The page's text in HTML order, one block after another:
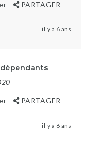
PARTAGER
il y a 6 ans
PARTAGER
il y a 6 ans